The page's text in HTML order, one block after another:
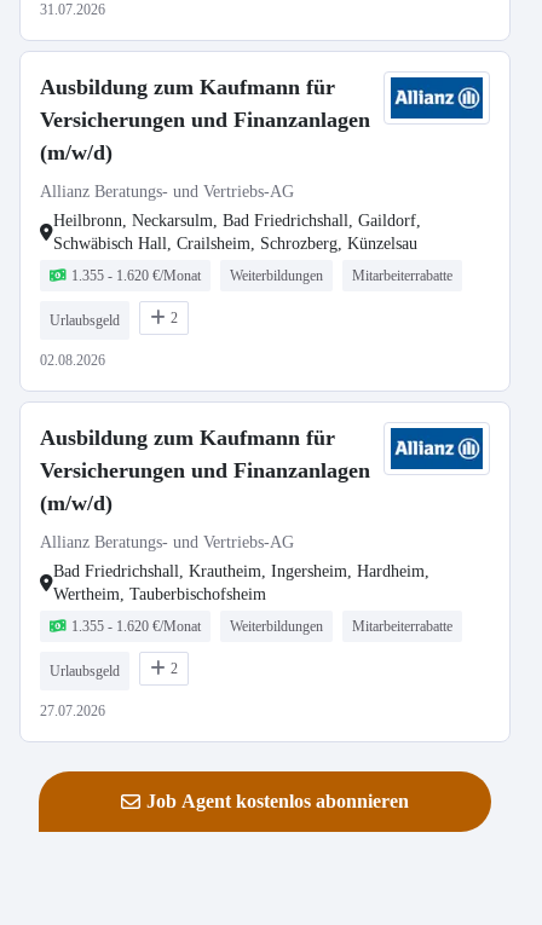
31.07.2026
Ausbildung zum Kaufmann für
Versicherungen und Finanzanlagen
(m/w/d)
Allianz Beratungs- und Vertriebs-AG
Heilbronn, Neckarsulm, Bad Friedrichshall, Gaildorf,
Schwäbisch Hall, Crailsheim, Schrozberg, Künzelsau
1.355 - 1.620 €/Monat Weiterbildungen Mitarbeiterrabatte
Urlaubsgeld 2
02.08.2026
Ausbildung zum Kaufmann für
Versicherungen und Finanzanlagen
(m/w/d)
Allianz Beratungs- und Vertriebs-AG
Bad Friedrichshall, Krautheim, Ingersheim, Hardheim,
Wertheim, Tauberbischofsheim
1.355 - 1.620 €/Monat Weiterbildungen Mitarbeiterrabatte
Urlaubsgeld 2
27.07.2026
Job Agent kostenlos abonnieren